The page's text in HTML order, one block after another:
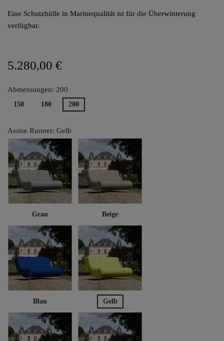
Eine Schutzhülle in Marinequalität ist für die Überwinterung
verfügbar.
5.280,00 €
Abmessungen: 200
150 180 200
Assise Runner: Gelb
Grau Beige
Blau Gelb